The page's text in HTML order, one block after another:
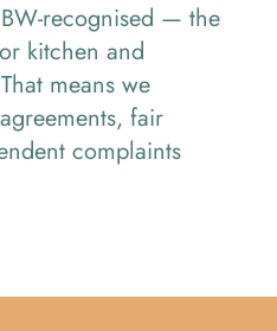
recognised — the
kitchen and
means we
fair
complaints